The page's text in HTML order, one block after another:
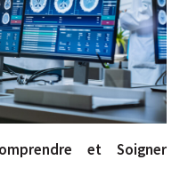
et Soigner